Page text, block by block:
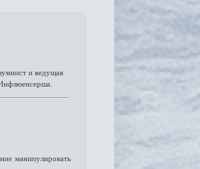
и ведущая
манипулировать